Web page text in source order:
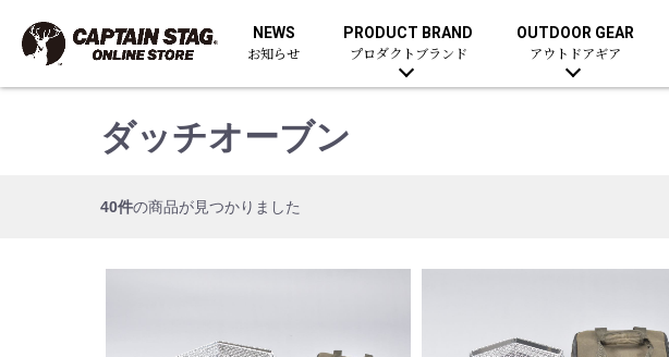
NEWS
お知らせ
PRODUCT BRAND
プロダクトブランド
OUTDOOR GEAR
アウトドアギア
ダッチオーブン
40件の商品が見つかりました